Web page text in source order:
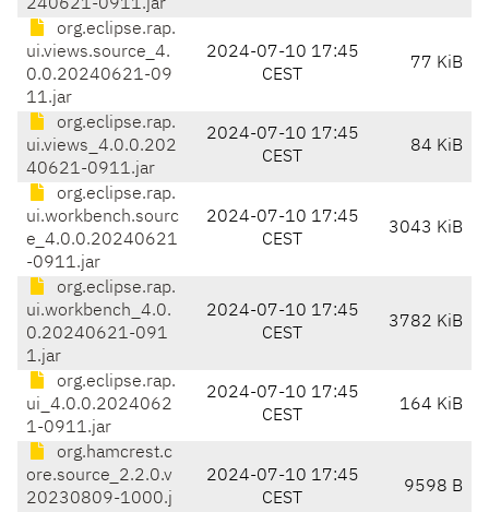
240621-0911.jar
org.eclipse.rap.
ui.views.source_4.
0.0.20240621-09
11.jar
2024-07-10 17:45
CEST
77 KiB
org.eclipse.rap.
ui.views_4.0.0.202
40621-0911.jar
2024-07-10 17:45
CEST
84 KiB
org.eclipse.rap.
ui.workbench.sourc
e_4.0.0.20240621
-0911.jar
2024-07-10 17:45
CEST
3043 KiB
org.eclipse.rap.
ui.workbench_4.0.
0.20240621-091
1.jar
2024-07-10 17:45
CEST
3782 KiB
org.eclipse.rap.
ui_4.0.0.2024062
1-0911.jar
2024-07-10 17:45
CEST
164 KiB
org.hamcrest.c
ore.source_2.2.0.v
20230809-1000.j
2024-07-10 17:45
CEST
9598 B